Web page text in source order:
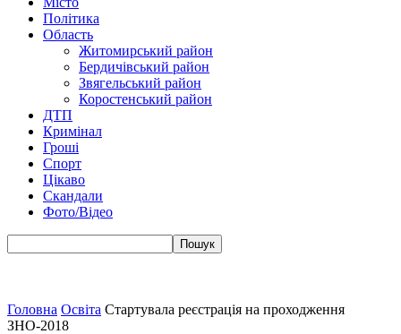
Політика
Область
Житомирський район
Бердичівський район
Звягельський район
Коростенський район
ДТП
Кримінал
Гроші
Спорт
Цікаво
Скандали
Фото/Відео
Головна Освіта Стартувала реєстрація на проходження
ЗНО-2018